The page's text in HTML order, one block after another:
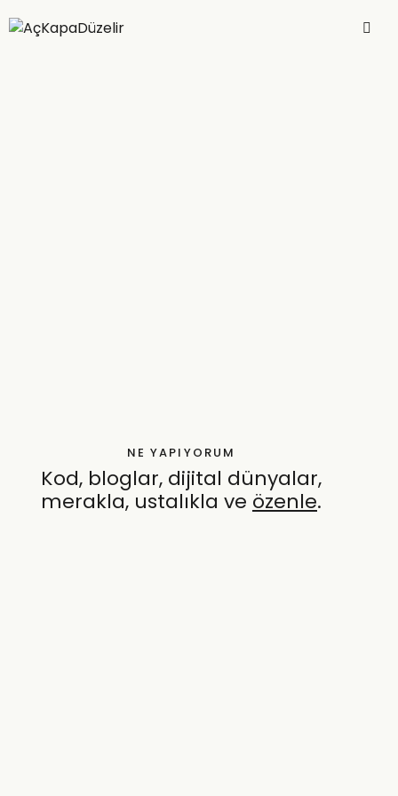
NE YAPIYORUM
Kod, bloglar, dijital dünyalar,
merakla, ustalıkla ve özenle.